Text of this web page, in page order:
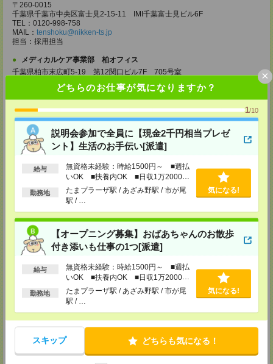
どちらのお仕事が気になりますか？
1/10
説明会参加で全員に【現金2千円相当プレゼ
ント】生活のお手伝い[派遣]
給与
無資格未経験：時給1500円～ ■週払
いOK ■扶養内OK ■日収1万2000円
以上
勤務地
たまプラーザ駅 / あざみ野駅 / 市が尾
駅 / …
気になる!
【オープニング募集】おばあちゃんのお散歩
付き添いも仕事の1つ[派遣]
給与
無資格未経験：時給1500円～ ■週払
いOK ■扶養内OK ■日収1万2000円
以上
勤務地
たまプラーザ駅 / あざみ野駅 / 市が尾
駅 / …
気になる!
スキップ どちらも気になる！
×
〒260-0015
千葉県千葉市中央区富士見2-15-11 IMI千葉富士見ビル6F
TEL：0120-998-758
MAIL： tenshoku@nikken-ts.jp
担当：採用担当
メディカルケア事業部 柏オフィス
千葉県柏市末広町5-19 第12関口ビル7F 705号室
tenshoku@nikken-ts.jp
担当：採用担当
メディカルケア事業部 新宿オフィス
東京都新宿区新宿2-3-10 新宿御苑ビル6階
TEL：0120-457-235
MAIL： tenshoku@nikken-ts.jp
担当：採用担当
メディカルケア事業部 立川事業所
東京都立川市錦町1-12-14
TEL：0120-934-200
tenshoku@nikken-ts.jp
メディカルケア事業部 町田オフィス
東京都町田市森野1-7-23 大樹生命町田ビル6F
TEL：0120-453-285
tenshoku@nikken-ts.jp
担当：採用担当
メディカルケア事業部 横浜オフィス
神奈川県横浜市保土ケ谷区神戸町134 横浜ビジネスパークサウスタワー
2F B区画
TEL：0120-901-799
tenshoku@nikken-ts.jp
担当：採用担当